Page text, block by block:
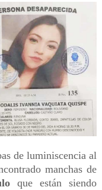
de luminiscencia al
manchas de
que están siendo